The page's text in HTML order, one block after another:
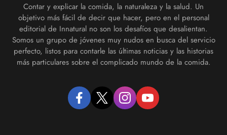
Contar y explicar la comida, la naturaleza y la salud. Un
objetivo más fácil de decir que hacer, pero en el personal
editorial de Innatural no son los desafíos que desalientan.
Somos un grupo de jóvenes muy nudos en busca del servicio
perfecto, listos para contarle las últimas noticias y las historias
más particulares sobre el complicado mundo de la comida.
facebooktwitter instagramyoutube